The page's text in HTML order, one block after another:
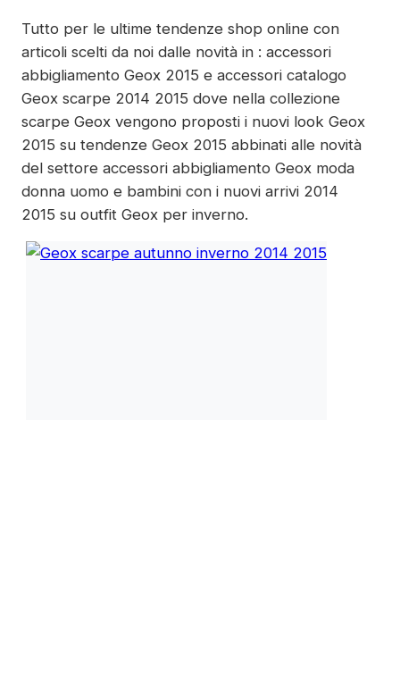
Tutto per le ultime tendenze shop online con
articoli scelti da noi dalle novità in : accessori
abbigliamento Geox 2015 e accessori catalogo
Geox scarpe 2014 2015 dove nella collezione
scarpe Geox vengono proposti i nuovi look Geox
2015 su tendenze Geox 2015 abbinati alle novità
del settore accessori abbigliamento Geox moda
donna uomo e bambini con i nuovi arrivi 2014
2015 su outfit Geox per inverno.